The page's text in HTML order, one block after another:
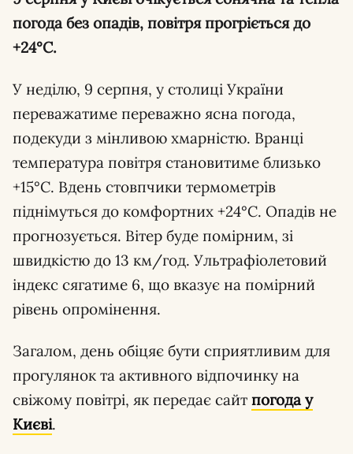
погода без опадів, повітря прогріється до
+24°С.
У неділю, 9 серпня, у столиці України
переважатиме переважно ясна погода,
подекуди з мінливою хмарністю. Вранці
температура повітря становитиме близько
+15°С. Вдень стовпчики термометрів
піднімуться до комфортних +24°С. Опадів не
прогнозується. Вітер буде помірним, зі
швидкістю до 13 км/год. Ультрафіолетовий
індекс сягатиме 6, що вказує на помірний
рівень опромінення.
Загалом, день обіцяє бути сприятливим для
прогулянок та активного відпочинку на
свіжому повітрі, як передає сайт погода у
Києві.